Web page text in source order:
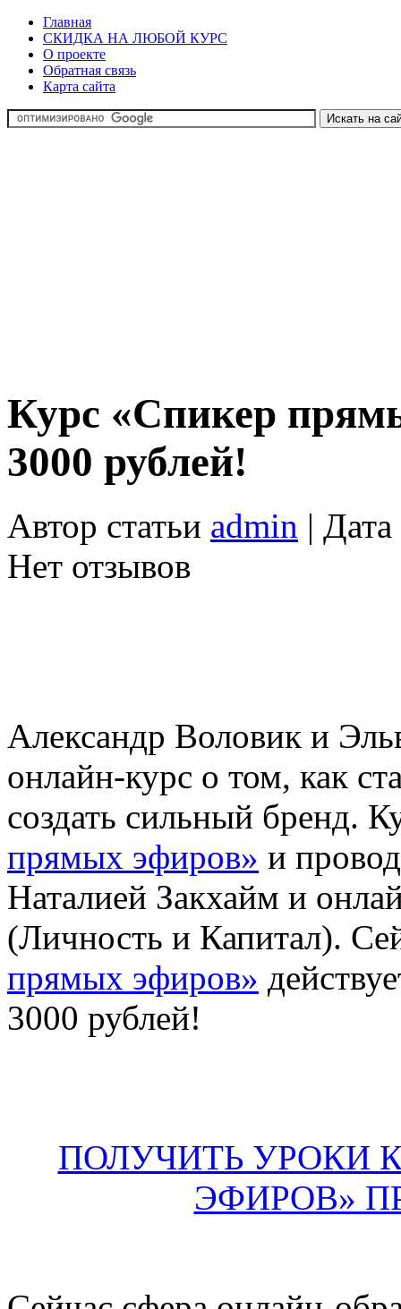
Главная
СКИДКА НА ЛЮБОЙ КУРС
О проекте
Обратная связь
Карта сайта
Курс «Спикер
3000 рублей!
Автор статьи admin |
Нет отзывов
Александр Воловик и
онлайн-курс о том, как
создать сильный бренд.
прямых эфиров» и
Наталией Закхайм и
(Личность и Капитал).
прямых эфиров»
3000 рублей!
ПОЛУЧИТЬ УРОКИ
ЭФИРОВ»